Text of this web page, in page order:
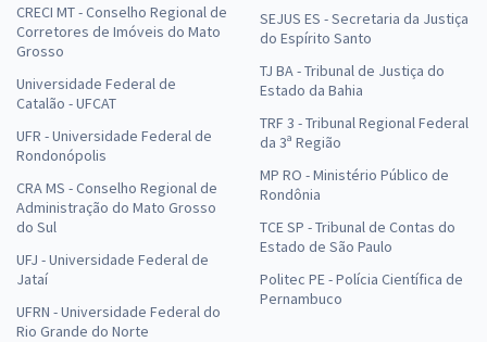
CRECI MT - Conselho Regional de
Corretores de Imóveis do Mato
Grosso
Universidade Federal de
Catalão - UFCAT
UFR - Universidade Federal de
Rondonópolis
CRA MS - Conselho Regional de
Administração do Mato Grosso
do Sul
UFJ - Universidade Federal de
Jataí
UFRN - Universidade Federal do
Rio Grande do Norte
SEJUS ES - Secretaria da Justiça
do Espírito Santo
TJ BA - Tribunal de Justiça do
Estado da Bahia
TRF 3 - Tribunal Regional Federal
da 3ª Região
MP RO - Ministério Público de
Rondônia
TCE SP - Tribunal de Contas do
Estado de São Paulo
Politec PE - Polícia Científica de
Pernambuco